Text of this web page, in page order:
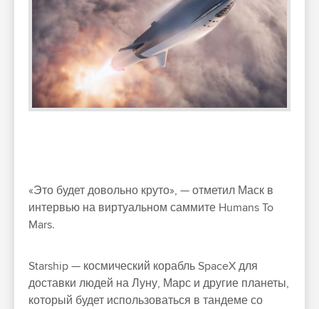
«Это будет довольно круто», — отметил Маск в
интервью на виртуальном саммите Humans To
Mars.
Starship — космический корабль SpaceX для
доставки людей на Луну, Марс и другие планеты,
который будет использоваться в тандеме со